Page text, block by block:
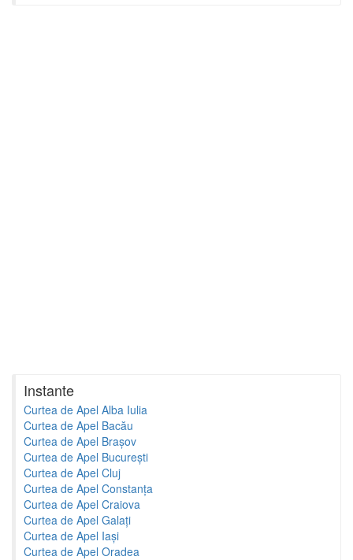
Instante
Curtea de Apel Alba Iulia
Curtea de Apel Bacău
Curtea de Apel Brașov
Curtea de Apel București
Curtea de Apel Cluj
Curtea de Apel Constanța
Curtea de Apel Craiova
Curtea de Apel Galați
Curtea de Apel Iași
Curtea de Apel Oradea